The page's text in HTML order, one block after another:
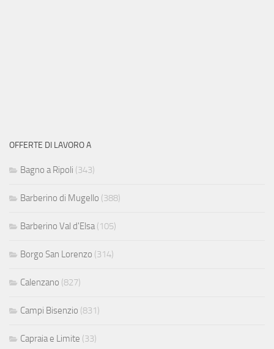
OFFERTE DI LAVORO A
Bagno a Ripoli (343)
Barberino di Mugello (388)
Barberino Val d'Elsa(105)
Borgo San Lorenzo (314)
Calenzano (827)
Campi Bisenzio (831)
Capraia e Limite (33)